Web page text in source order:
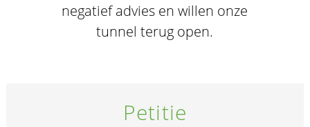
negatief advies en willen onze
tunnel terug open.
Petitie